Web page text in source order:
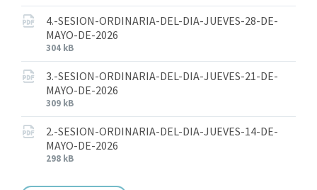
4.-SESION-ORDINARIA-DEL-DIA-JUEVES-28-DE-
MAYO-DE-2026
304 kB
3.-SESION-ORDINARIA-DEL-DIA-JUEVES-21-DE-
MAYO-DE-2026
309 kB
2.-SESION-ORDINARIA-DEL-DIA-JUEVES-14-DE-
MAYO-DE-2026
298 kB